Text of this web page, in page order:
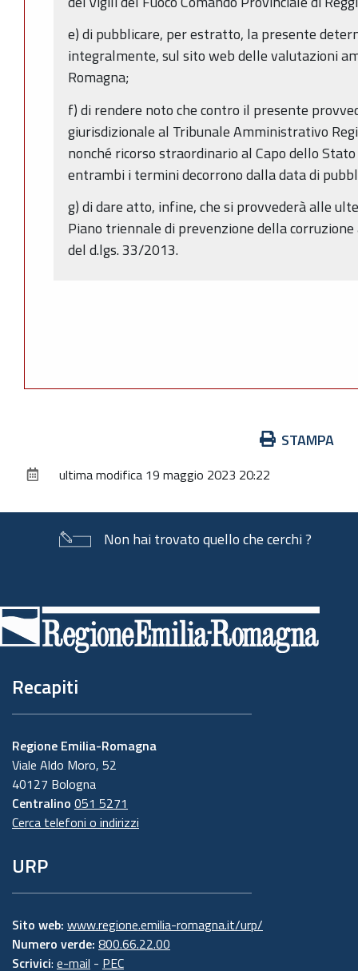
e) di pubblicare, per estratto, la presente
integralmente, sul sito web delle valutazioni
Romagna;
f) di rendere noto che contro il presente
giurisdizionale al Tribunale Amministrativo
nonché ricorso straordinario al Capo dello
entrambi i termini decorrono dalla data di
g) di dare atto, infine, che si provvederà alle
Piano triennale di prevenzione della corruzione
del d.lgs. 33/2013.
documento
STAMPA
ultima modifica 19 maggio 2023 20:22
Non hai trovato quello che cerchi ?
di
pagina
Recapiti
Regione Emilia-Romagna
Viale Aldo Moro, 52
40127 Bologna
Centralino 051 5271
Cerca telefoni o indirizzi
URP
Sito web: www.regione.emilia-romagna.it/urp/
Numero verde: 800.66.22.00
Scrivici: e-mail - PEC